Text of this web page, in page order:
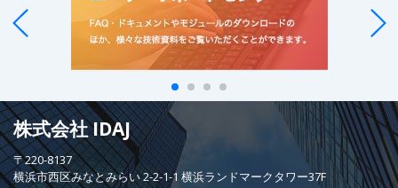
株式会社 IDAJ
〒220-8137
横浜市西区みなとみらい 2-2-1-1 横浜ランドマークタワー37F